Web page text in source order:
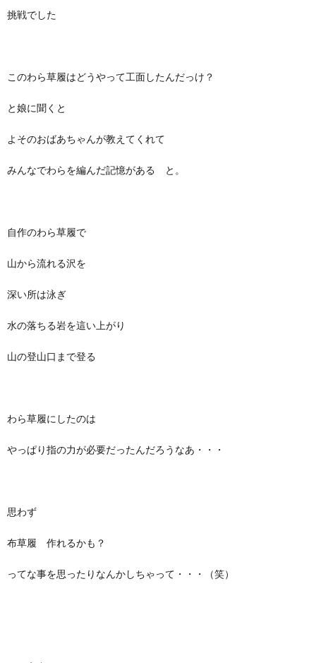
挑戦でした
このわら草履はどうやって工面したんだっけ？
と娘に聞くと
よそのおばあちゃんが教えてくれて
みんなでわらを編んだ記憶がある と。
自作のわら草履で
山から流れる沢を
深い所は泳ぎ
水の落ちる岩を這い上がり
山の登山口まで登る
わら草履にしたのは
やっぱり指の力が必要だったんだろうなあ・・・
思わず
布草履 作れるかも？
ってな事を思ったりなんかしちゃって・・・（笑）